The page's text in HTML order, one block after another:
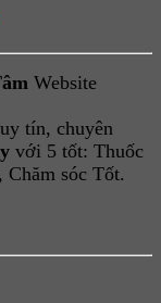
Website
tín, chuyên
với 5 tốt: Thuốc
sóc Tốt.